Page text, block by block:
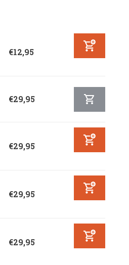
€12,95
€29,95
€29,95
€29,95
€29,95